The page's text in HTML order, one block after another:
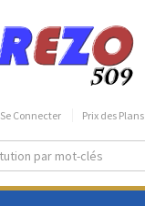
Se Connecter Prix des Plans